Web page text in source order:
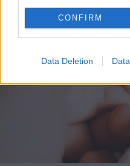
CONFIRM
Data Deletion